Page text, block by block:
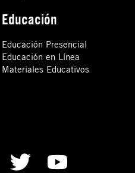
Educación
Educación Presencial
Educación en Línea
Materiales Educativos